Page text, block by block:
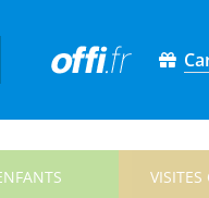
VISITES